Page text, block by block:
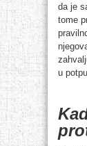
da je
tome
u